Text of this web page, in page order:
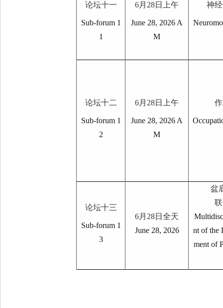
论坛十一
Sub-forum 1
1
6月 28日上午
June 28, 2026 A
M
神
论坛十二
Sub-forum 1
2
6月 28日上午
June 28, 2026 A
M
论坛十三
Sub-forum 1
3
6月 28日全天
June 28, 2026
盆
nt of the
ment of